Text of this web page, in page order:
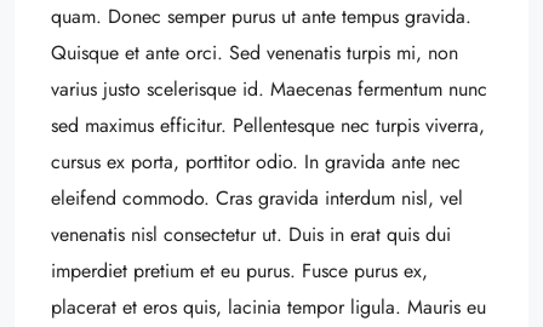
quam. Donec semper purus ut ante tempus gravida.
Quisque et ante orci. Sed venenatis turpis mi, non
varius justo scelerisque id. Maecenas fermentum nunc
sed maximus efficitur. Pellentesque nec turpis viverra,
cursus ex porta, porttitor odio. In gravida ante nec
eleifend commodo. Cras gravida interdum nisl, vel
venenatis nisl consectetur ut. Duis in erat quis dui
imperdiet pretium et eu purus. Fusce purus ex,
placerat et eros quis, lacinia tempor ligula. Mauris eu